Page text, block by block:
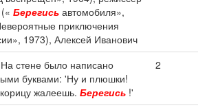
Берегись автомобиля»,
приключения
1973), Алексей Иванович
стене было написано
буквами: 'Ну и плюшки!
жалеешь. Берегись !'
2